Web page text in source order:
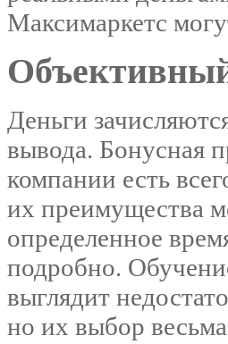
Максимаркетс
Деньги
вывода. Бонусная
компании есть
их преимущества
определенное
подробно.
выглядит
но их выбор